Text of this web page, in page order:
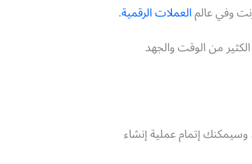
وفي عالمالعملات الرقمية.
من الوقت والجهد
إتمام عملية إنشاء